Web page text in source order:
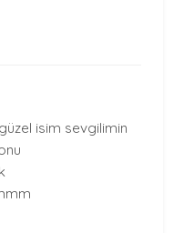
isim sevgilimin